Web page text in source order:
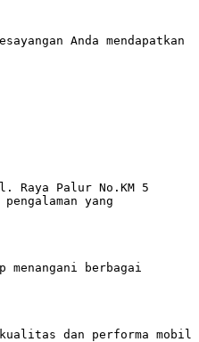
Anda mendapatkan
Raya Palur No.KM 5
yang
menangani berbagai
kualitas dan performa mobil